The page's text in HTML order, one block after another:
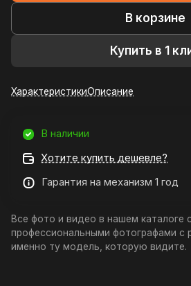
В корзине
Купить в 1
ХарактеристикиОписание
В наличии
Хотите купить дешевле?
Гарантия на механизм 1 год
Все фото и видео в нашем каталоге
профессиональными фотографами с
именно ту модель, которую видите.